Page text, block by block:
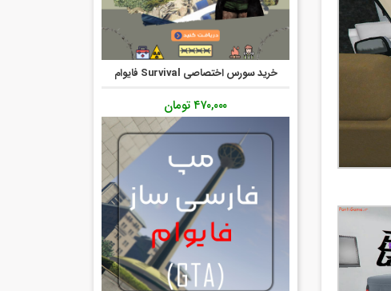
خرید سورس اختصاصی Survival فایوام
۴۷۰,۰۰۰تومان